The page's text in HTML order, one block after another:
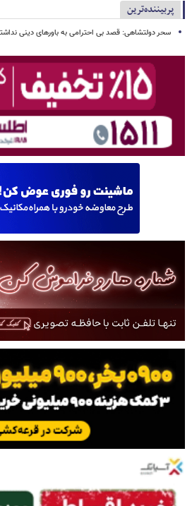
پربیننده‌ترین
سحر دولتشاهی: قصد بی احترامی به باورهای دینی